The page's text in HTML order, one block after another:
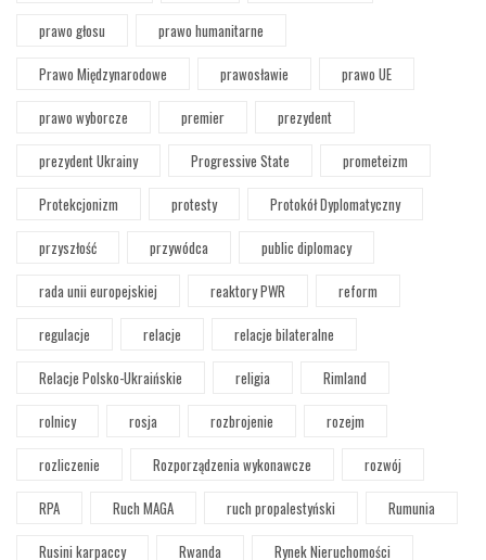
prawo głosu
prawo humanitarne
Prawo Międzynarodowe
prawosławie
prawo UE
prawo wyborcze
premier
prezydent
prezydent Ukrainy
Progressive State
prometeizm
Protekcjonizm
protesty
Protokół Dyplomatyczny
przyszłość
przywódca
public diplomacy
rada unii europejskiej
reaktory PWR
reform
regulacje
relacje
relacje bilateralne
Relacje Polsko-Ukraińskie
religia
Rimland
rolnicy
rosja rozbrojenie
rozejm
rozliczenie
Rozporządzenia wykonawcze
rozwój
RPA
Ruch MAGA ruch propalestyński
Rumunia
Rusini karpaccy
Rwanda
Rynek Nieruchomości